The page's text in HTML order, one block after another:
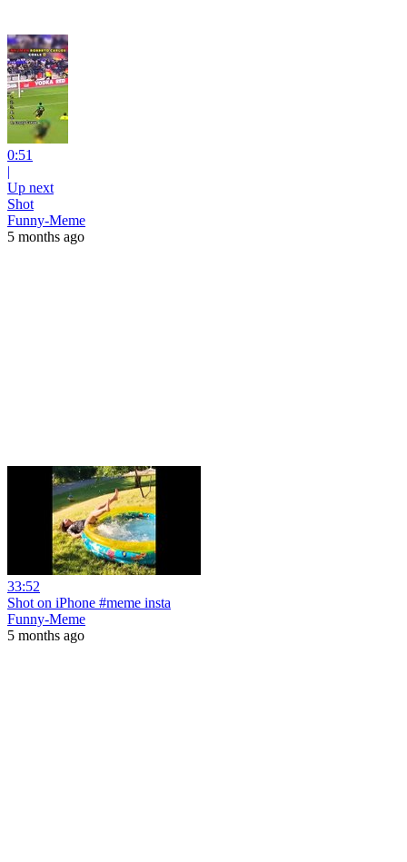
0:51
|
Up next
Shot
Funny-Meme
5 months ago
33:52
Shot on iPhone #meme insta
Funny-Meme
5 months ago